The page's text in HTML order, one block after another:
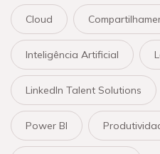
Cloud
Inteligência Artificial
LinkedIn Talent Solutions
Power BI